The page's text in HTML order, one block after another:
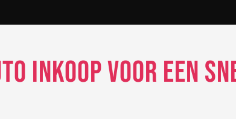
Inkoop voor een